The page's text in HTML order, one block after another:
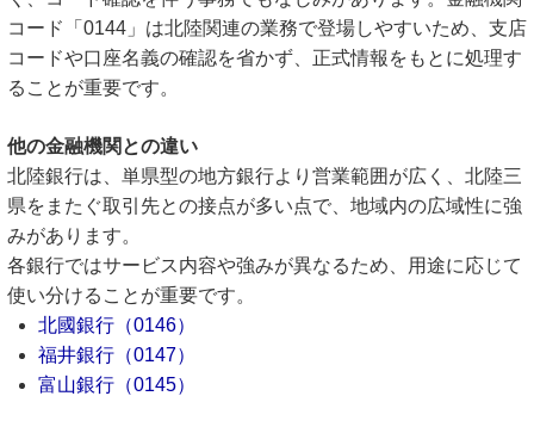
コード「0144」は北陸関連の業務で登場しやすいため、支店
コードや口座名義の確認を省かず、正式情報をもとに処理す
ることが重要です。
他の金融機関との違い
北陸銀行は、単県型の地方銀行より営業範囲が広く、北陸三
県をまたぐ取引先との接点が多い点で、地域内の広域性に強
みがあります。
各銀行ではサービス内容や強みが異なるため、用途に応じて
使い分けることが重要です。
北國銀行（0146）
福井銀行（0147）
富山銀行（0145）